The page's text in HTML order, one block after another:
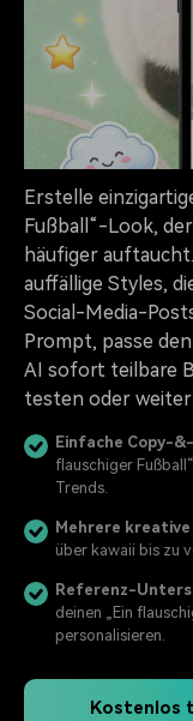
Erstelle
Fußball“-Look,
häufiger
auffällige Styles,
Social-Media-
Prompt, passe
AI sofort teilbare
testen oder
Einfache Copy-
flauschiger
Trends.
Mehrere
über kawaii bis zu
Referenz-
deinen „Ein
personalisieren.
Kostenlos